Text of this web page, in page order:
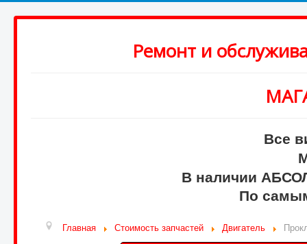
Ремонт и
Все
В наличии
По
Главная Стоимость запчастей Двигатель